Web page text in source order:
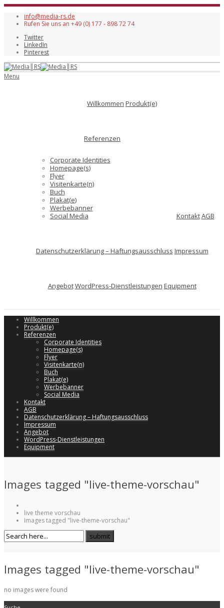
info@media-rs.de
Rufen Sie uns an +49 (0) 177 - 898 72 74
Twitter
LinkedIn
Pinterest
Menu
Willkommen Produkt(e)
Referenzen
Corporate Identities
Homepage(s)
Flyer
Visitenkarte(n)
Buch
Plakat(e)
Werbebanner
Social Media
KontaktAGB
Datenschutzerklärung – Haftungsausschluss Impressum
AngebotWordPress-Dienstleistungen Equipment
Willkommen
Produkt(e)
Referenzen
Corporate Identities
Homepage(s)
Flyer
Visitenkarte(n)
Buch
Plakat(e)
Werbebanner
Social Media
Kontakt
AGB
Datenschutzerklärung – Haftungsausschluss
Impressum
Angebot
WordPress-Dienstleistungen
Equipment
Images tagged "live-theme-vorschau"
live theme vorschau
Images tagged "live-theme-vorschau"
Images tagged "live-theme-vorschau"
no images were found